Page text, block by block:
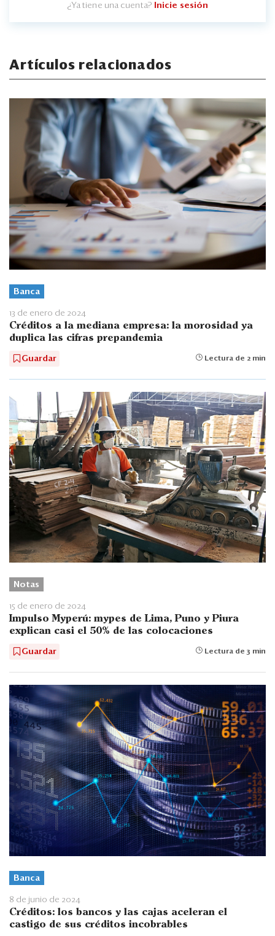
¿Ya tiene una cuenta? Inicie sesión
Artículos relacionados
Banca
13 de enero de 2024
Créditos a la mediana empresa: la morosidad ya
duplica las cifras prepandemia
Guardar Lectura de 2 min
Notas
15 de enero de 2024
Impulso Myperú: mypes de Lima, Puno y Piura
explican casi el 50% de las colocaciones
Guardar Lectura de 3 min
Banca
8 de junio de 2024
Créditos: los bancos y las cajas aceleran el
castigo de sus créditos incobrables